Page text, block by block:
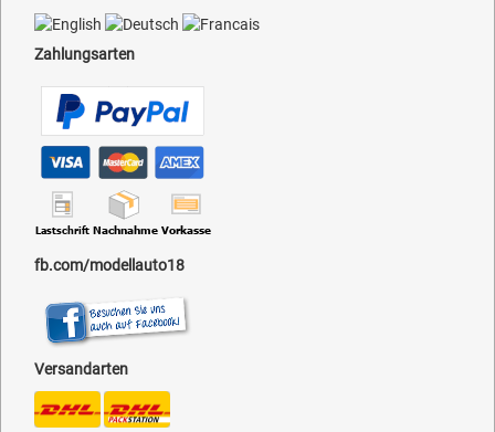
Zahlungsarten
fb.com/modellauto18
Versandarten